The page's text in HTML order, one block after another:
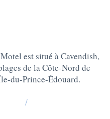
est situé à Cavendish,
de la Côte-Nord de
du-Prince-Édouard.
/